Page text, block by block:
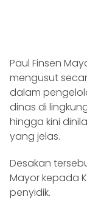
Paul Finsen
mengusut
dalam
dinas di
hingga kini
yang jelas.
Desakan
Mayor kepada
penyidik.